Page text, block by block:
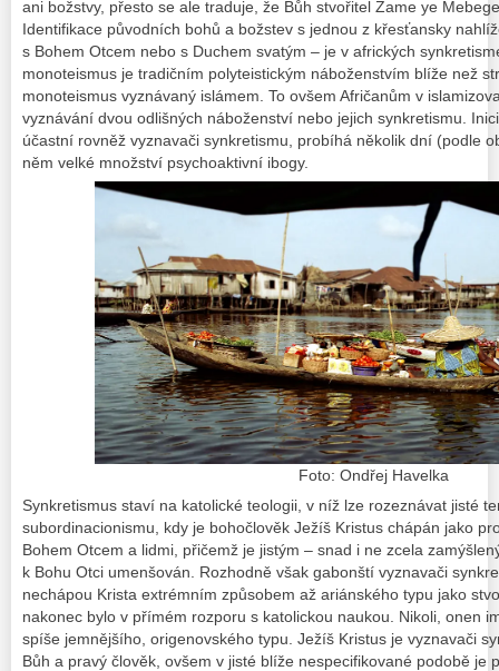
ani božstvy, přesto se ale traduje, že Bůh stvořitel Zame ye Mebege
Identifikace původních bohů a božstev s jednou z křesťansky
s Bohem Otcem nebo s Duchem svatým – je v afrických
monoteismus je tradičním polyteistickým náboženstvím blíže než
monoteismus vyznávaný islámem. To ovšem Afričanům v
vyznávání dvou odlišných náboženství nebo jejich synkretismu.
účastní rovněž vyznavači synkretismu, probíhá několik dní (podle
něm velké množství psychoaktivní ibogy.
Foto: Ondřej Havelka
Synkretismus staví na katolické teologii, v níž lze rozeznávat jisté
subordinacionismu, kdy je bohočlověk Ježíš Kristus chápán jako
Bohem Otcem a lidmi, přičemž je jistým – snad i ne zcela
k Bohu Otci umenšován. Rozhodně však gabonští vyznavači
nechápou Krista extrémním způsobem až ariánského typu jako
nakonec bylo v přímém rozporu s katolickou naukou. Nikoli, onen
spíše jemnějšího, origenovského typu. Ježíš Kristus je vyznavači
Bůh a pravý člověk, ovšem v jisté blíže nespecifikované podobě je